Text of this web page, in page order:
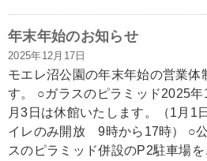
年末年始のお知らせ
2025年12月17日
モエレ沼公園の年末年始の営業体
す。 ○ガラスのピラミッド2025
月3日は休館いたします。（1月1
イレのみ開放 9時から17時） ○
スのピラミッド併設のP2駐車場